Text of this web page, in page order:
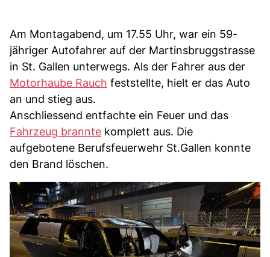
Am Montagabend, um 17.55 Uhr, war ein 59-
jähriger Autofahrer auf der Martinsbruggstrasse
in St. Gallen unterwegs. Als der Fahrer aus der
Motorhaube Rauch feststellte, hielt er das Auto
an und stieg aus.
Anschliessend entfachte ein Feuer und das
Fahrzeug brannte komplett aus. Die
aufgebotene Berufsfeuerwehr St.Gallen konnte
den Brand löschen.